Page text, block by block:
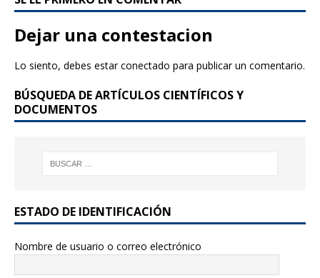
c
e
b
o
k
it
te
r
Dejar una contestacion
Lo siento, debes estarconectado para publicar un comentario.
BÚSQUEDA DE ARTÍCULOS CIENTÍFICOS Y
DOCUMENTOS
ESTADO DE IDENTIFICACIÓN
Nombre de usuario o correo electrónico